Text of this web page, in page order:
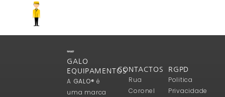
GALO
EQUIPAMENTOS
A GALO® é
uma marca
CONTACTOS
Rua
Coronel
RGPD
Politica
Privacidade